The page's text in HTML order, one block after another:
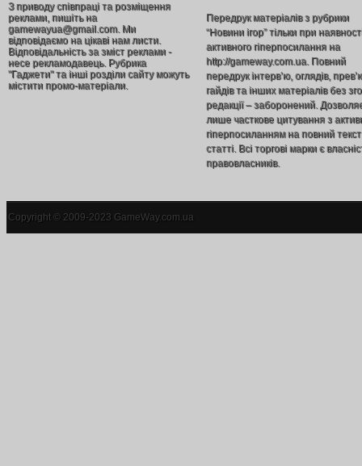
З приводу співпраці та розміщення
реклами, пишіть на
gamewayua@gmail.com. Ми
відповідаємо на цікаві нам листи.
Відповідальність за зміст реклами -
несе рекламодавець. Рубрика
"Гаджети" та інші розділи сайту можуть
містити промо-матеріали.
Передрук матеріалів з рубрики
“Новини ігор” тільки при
активного гіперпосилання на
http://gameway.com.ua. Повний
передрук інтерв’ю, оглядів,
гайдів та інших матеріалів без
редакції – заборонений.
лише часткове цитування з
гіперпосиланням на повний текст
статті. Всі торгові марки є
правовласників.
Copyright © 2009-2023 GameWay.com.ua